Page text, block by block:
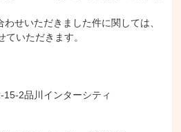
せいただきました件に関しては、
いただきます。
2品川インターシティ